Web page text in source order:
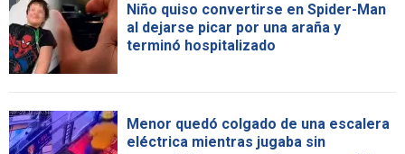
Niño quiso convertirse en Spider-Man
al dejarse picar por una araña y
terminó hospitalizado
Menor quedó colgado de una escalera
eléctrica mientras jugaba sin